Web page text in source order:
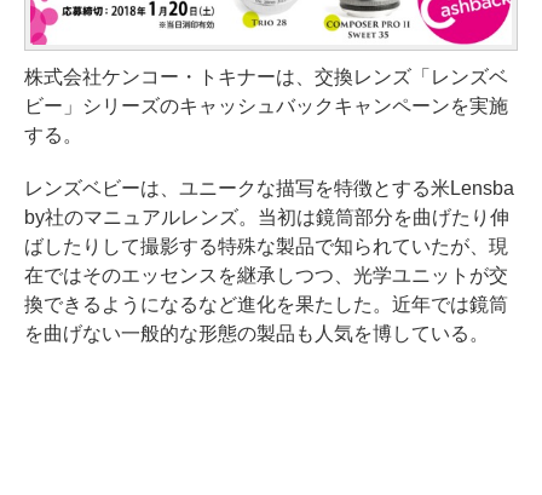
株式会社ケンコー・トキナーは、交換レンズ「レンズベ
ビー」シリーズのキャッシュバックキャンペーンを実施
する。
レンズベビーは、ユニークな描写を特徴とする米Lensba
by社のマニュアルレンズ。当初は鏡筒部分を曲げたり伸
ばしたりして撮影する特殊な製品で知られていたが、現
在ではそのエッセンスを継承しつつ、光学ユニットが交
換できるようになるなど進化を果たした。近年では鏡筒
を曲げない一般的な形態の製品も人気を博している。